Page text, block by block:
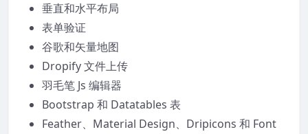
垂直和水平布局
表单验证
谷歌和矢量地图
Dropify 文件上传
羽毛笔 Js 编辑器
Bootstrap 和 Datatables 表
Feather、Material Design、Dripicons 和 Font